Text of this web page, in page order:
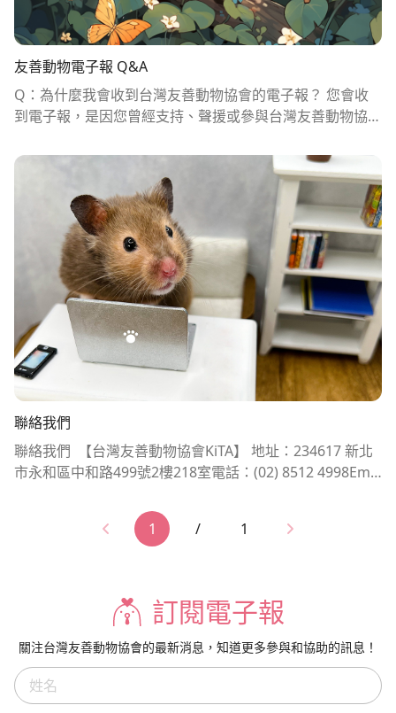
倡議與募款大使
幫動物連署
職務空缺
友善動物電子報 Q&A
Q：為什麼我會收到台灣友善動物協會的電子報？ 您會收
到電子報，是因您曾經支持、聲援或參與台灣友善動物協會
禁用用黏鼠板的連署、「動物實驗謝了不必」連署、「要求
環保署建立飲食碳足跡資料庫」連署、「好蔬福蔬食挑
戰」、「眾生願」、「植迷不誤」、捐款支持等各項協會舉
辦的活動及計畫。 Q：協會有向行銷公司購買民眾個資進
行電子報推播嗎？ 沒有。台灣友善動物協會身為高度自律
標準的公益團體，不會向行銷公司購買民眾個資，只有曾經
了解並響應我們的理念及活動的公眾，才會收到電子報。同
理，協會也絕對不會出售民眾個資給任何團體進行推銷。
Q：我對協會完全沒有印象，也沒有連署過，為什麼還會收
到？ 若您沒有響應過我們的活動或連署，卻依然收到電子
報，可能有以下原因： 1、有其他人在連署時誤填您的E-m
ail。 2、在某些情況下，您的親友熱情響應連署，因而在未
充分告知的情況下代您名義進行連署。 3、您曾響應過協會
過往名為「純素30」、「動物知情權」時期所舉辦的活
動。 Q：電子報中對我的稱呼是錯的 發生這樣的錯誤我
們萬分抱歉，您可在頁面下方的&nbsp;勘誤表單&nbsp;中
消訂閱中進行操作，未來即不會再收到「友善動物電子
您的捐款用途。 Q：有隱私政策嗎？ 有的，您可在網頁
最下方找到「隱私與個人資料保護政策」，了解協會的隱私
政策。 Q：我事情想反映給協會，可以在電子報中回信
嗎？ 不行，電子報的發送是由另外的專業系統進行，而非
協會的官方信箱。歡迎您來信至： Kita@kitanimals.org我
聯絡我們
聯絡我們 【台灣友善動物協會KiTA】 地址：234617 新北
市永和區中和路499號2樓218室電話：(02) 8512 4998Emai
話：(02) 7702 9886Email: Kita@Kitanimals.org 協會接線
人力有限，優先建議以E-mail聯繫 【活動合作】 E-mail：i
1 / 1
訂閱電子報
關注台灣友善動物協會的最新消息，知道更多參與和協助的訊息！